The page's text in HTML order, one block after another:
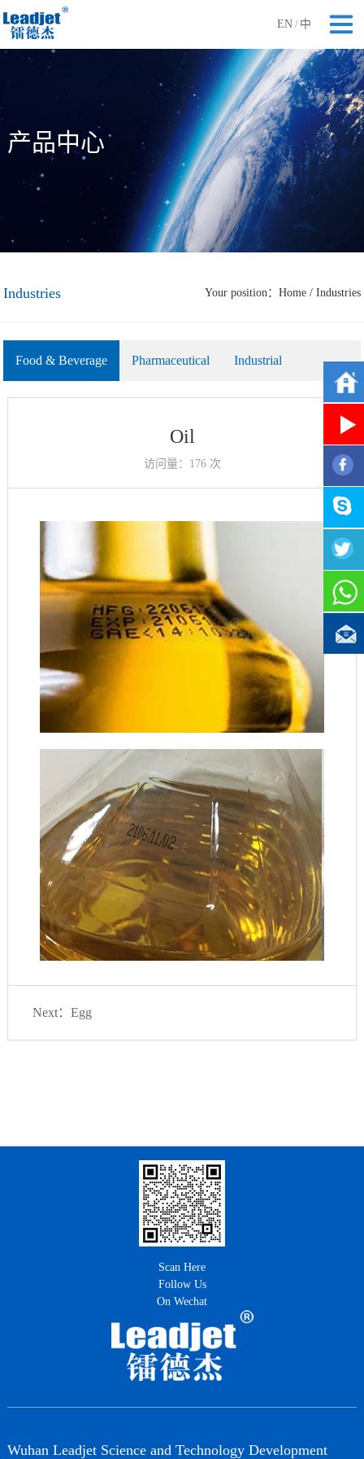
EN / 中
产品中心
Your position： Home/ Industries
Industries
Food & Beverage Pharmaceutical Industrial
Oil
访问量： 176 次
Next： Egg
Scan Here
Follow Us
On Wechat
Wuhan Leadjet Science and Technology Development